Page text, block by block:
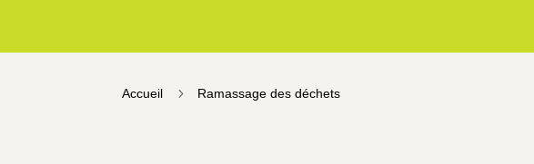
Accueil 5 Ramassage des déchets